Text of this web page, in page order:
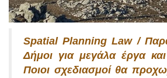
Spatial Planning Law /
Δήμοι για μεγάλα έργα
Ποιοι σχεδιασμοί θα